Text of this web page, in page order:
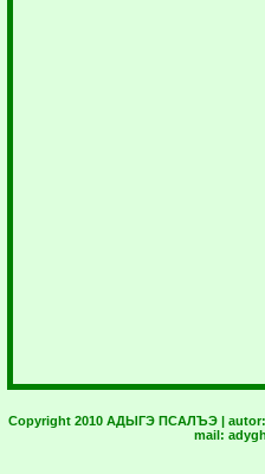
Copyright 2010 АДЫГЭ ПСАЛЪЭ | autor:
mail: